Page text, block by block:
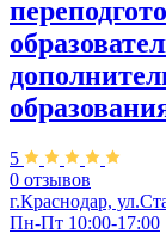
5
0 отзывов
г.Краснодар,
Пн-Пт 10:00-17:00